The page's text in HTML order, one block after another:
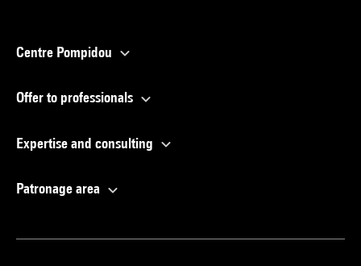
Centre Pompidou
Offer to professionals
Expertise and consulting
Patronage area